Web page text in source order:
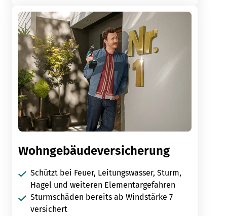
Wohngebäudeversicherung
Schützt bei Feuer, Leitungswasser, Sturm,
Hagel und weiteren Elementargefahren
Sturmschäden bereits ab Windstärke 7
versichert